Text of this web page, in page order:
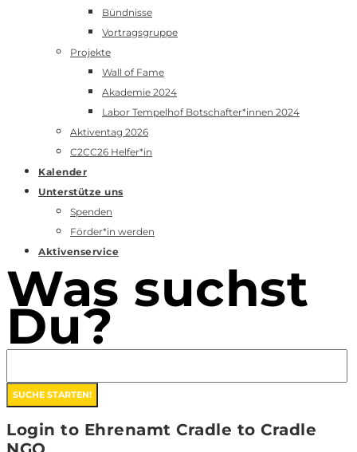
Bündnisse
Vortragsgruppe
Projekte
Wall of Fame
Akademie 2024
Labor Tempelhof Botschafter*innen 2024
Aktiventag 2026
C2CC26 Helfer*in
Kalender
Unterstütze uns
Spenden
Förder*in werden
Aktivenservice
Was suchst
Du?
Login to Ehrenamt Cradle to Cradle